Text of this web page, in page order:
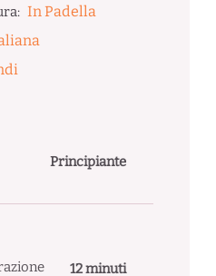
In Padella
Principiante
12 minuti